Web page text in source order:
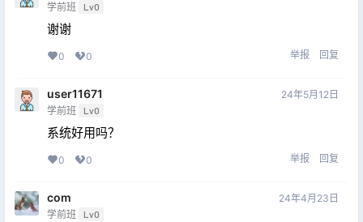
学前班 Lv0
谢谢
0 0 举报 回复
user11671
学前班 Lv0
24年5月12日
系统好用吗？
0 0 举报 回复
com
学前班 Lv0
24年4月23日